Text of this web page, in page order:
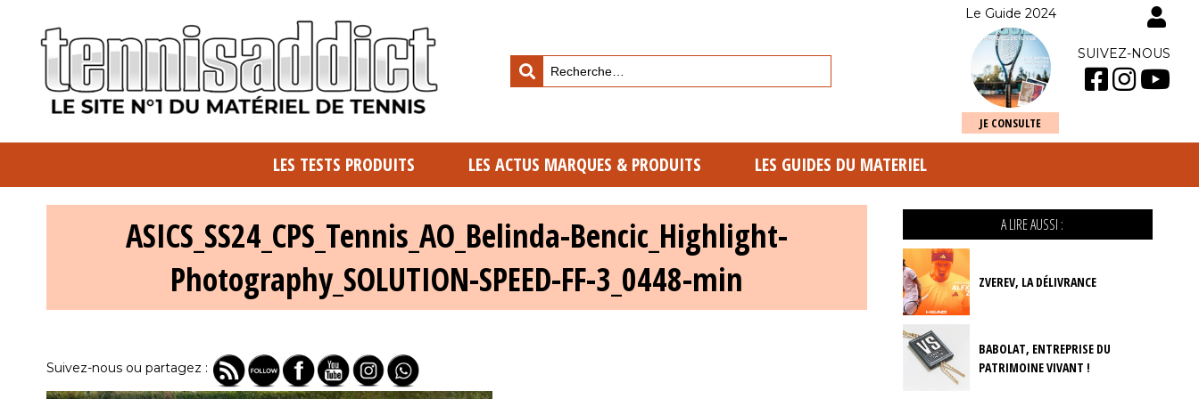
Le Guide 2024
JE CONSULTE
SUIVEZ-NOUS
LES TESTS PRODUITS LES ACTUS MARQUES & PRODUITS LES GUIDES DU MATERIEL
ASICS_SS24_CPS_Tennis_AO_Belinda-Bencic_Highlight-
Photography_SOLUTION-SPEED-FF-3_0448-min
Suivez-nous ou partagez :
A LIRE AUSSI :
ZVEREV, LA DÉLIVRANCE
BABOLAT, ENTREPRISE DU
PATRIMOINE VIVANT !